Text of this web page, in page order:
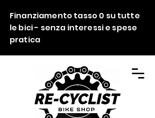
Finanziamento tasso 0 su tutte
le bici - senza interessi e spese
pratica